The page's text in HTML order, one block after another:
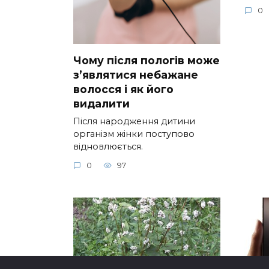
Чому після пологів може
з’являтися небажане
волосся і як його
видалити
Після народження дитини
організм жінки поступово
відновлюється.
0 97
0